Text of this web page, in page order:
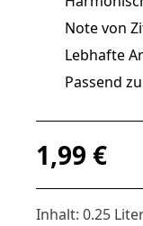
Note von
Lebhafte
Passend
Regulärer Preis:
1,99 €
Inhalt: 0.25